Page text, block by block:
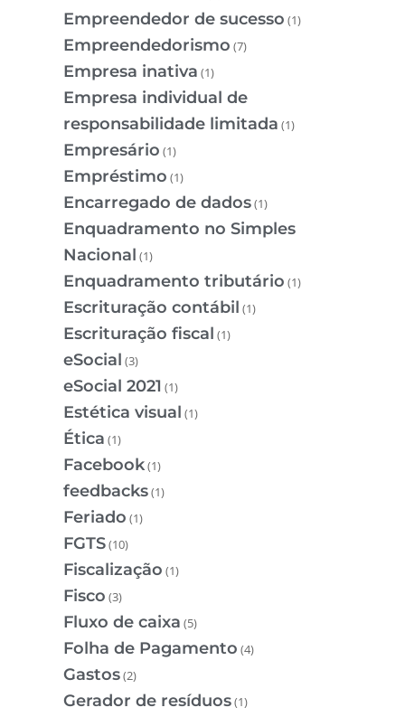
Empreendedor de sucesso (1)
Empreendedorismo (7)
Empresa inativa (1)
Empresa individual de
responsabilidade limitada (1)
Empresário (1)
Empréstimo (1)
Encarregado de dados(1)
Enquadramento no Simples
Nacional (1)
Enquadramento tributário (1)
Escrituração contábil (1)
Escrituração fiscal (1)
eSocial (3)
eSocial 2021 (1)
Estética visual (1)
Ética (1)
Facebook(1)
feedbacks(1)
Feriado (1)
FGTS(10)
Fiscalização (1)
Fisco (3)
Fluxo de caixa (5)
Folha de Pagamento (4)
Gastos(2)
Gerador de resíduos(1)